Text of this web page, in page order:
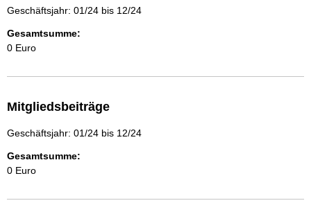
Geschäftsjahr: 01/24 bis 12/24
Gesamtsumme:
0 Euro
Mitgliedsbeiträge
Geschäftsjahr: 01/24 bis 12/24
Gesamtsumme:
0 Euro